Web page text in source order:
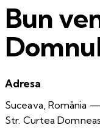
Bun
Adresa
Suceava, România —
Str. Curtea